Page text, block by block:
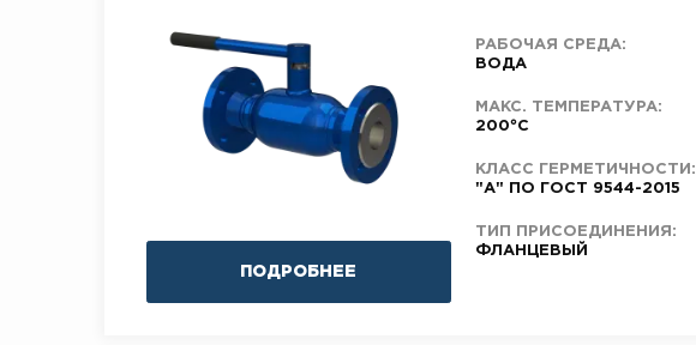
ПОДРОБНЕЕ
РАБОЧАЯ СРЕДА:
ВОДА
МАКС. ТЕМПЕРАТУРА:
200°C
КЛАСС ГЕРМЕТИЧНОСТИ:
"А" ПО ГОСТ 9544-2015
ТИП ПРИСОЕДИНЕНИЯ:
ФЛАНЦЕВЫЙ